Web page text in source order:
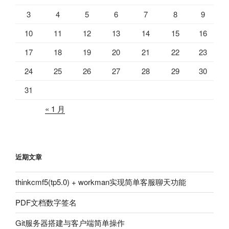
3
4 5 6 7 8
9
10
11 12 13 14 15
16
17
18 19 20 21 22
23
24
25 26 27 28 29
30
31
« 1 月
近期文章
thinkcmf5(tp5.0) + workman实现简单客服聊天功能
PDF文档数字签名
Git服务器搭建与客户端简单操作